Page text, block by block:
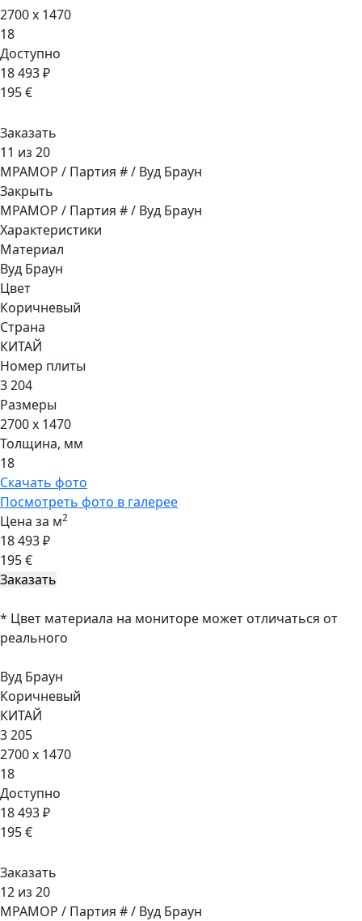
2700 x 1470
18
Доступно
18 493 ₽
195 €
Заказать
11 из 20
МРАМОР / Партия # / Вуд Браун
Закрыть
МРАМОР / Партия # / Вуд Браун
Характеристики
Материал
Вуд Браун
Цвет
Коричневый
Страна
КИТАЙ
Номер плиты
3 204
Размеры
2700 x 1470
Толщина, мм
18
Скачать фото
Посмотреть фото в галерее
Цена за м2
18 493 ₽
195 €
* Цвет материала на мониторе может отличаться от
реального
Вуд Браун
Коричневый
КИТАЙ
3 205
2700 x 1470
18
Доступно
18 493 ₽
195 €
Заказать
12 из 20
МРАМОР / Партия # / Вуд Браун